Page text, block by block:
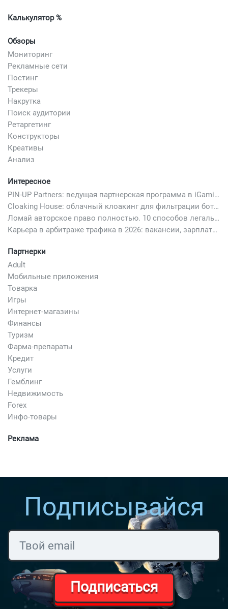
Калькулятор %
Обзоры
Мониторинг
Рекламные сети
Постинг
Трекеры
Накрутка
Поиск аудитории
Ретаргетинг
Конструкторы
Креативы
Анализ
Интересное
PIN-UP Partners: ведущая партнерская программа в iGaming
Cloaking House: облачный клоакинг для фильтрации ботов FB и Google Ads — гайд PHP-интеграции 2026
Ломай авторское право полностью. 10 способов легально добавить любимый трек в свой креатив
Карьера в арбитраже трафика в 2026: вакансии, зарплаты и как начать
Партнерки
Adult
Мобильные приложения
Товарка
Игры
Интернет-магазины
Финансы
Туризм
Фарма-препараты
Кредит
Услуги
Гемблинг
Недвижимость
Forex
Инфо-товары
Реклама
Подписывайся
Подписаться